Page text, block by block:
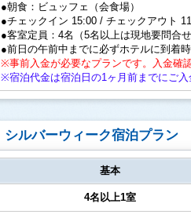
●朝食：ビュッフェ（会食場）
●チェックイン 15:00 / チェックアウト
●客室定員：4名（5名以上は現地要問合
●前日の午前中までに必ずホテルに到着
※事前入金が必要なプランです。入金確
※宿泊代金は宿泊日の1ヶ月前までにご入
シルバーウィーク宿泊プラン
基本
4名以上1室